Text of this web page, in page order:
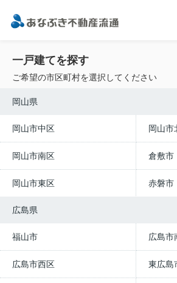
一戸建てを探す
ご希望の市区町村を選択してください
岡山県
岡山市中区 岡山市
岡山市南区 倉敷市
岡山市東区 赤磐市
広島県
福山市 広島市
広島市西区 東広島